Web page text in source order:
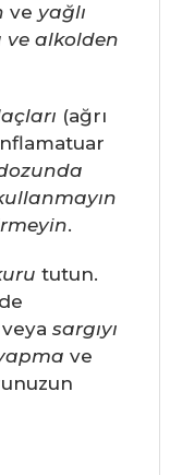
ve yağlı
ve alkolden
(ağrı
.
tutun.
veya sargıyı
ve